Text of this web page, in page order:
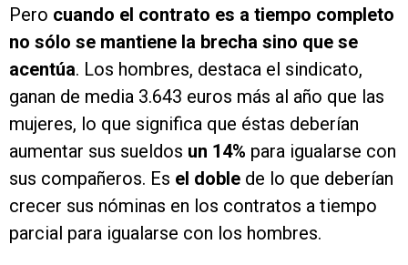
Pero cuando el contrato es a tiempo completo
no sólo se mantiene la brecha sino que se
acentúa. Los hombres, destaca el sindicato,
ganan de media 3.643 euros más al año que las
mujeres, lo que significa que éstas deberían
aumentar sus sueldos un 14% para igualarse con
sus compañeros. Es el doble de lo que deberían
crecer sus nóminas en los contratos a tiempo
parcial para igualarse con los hombres.